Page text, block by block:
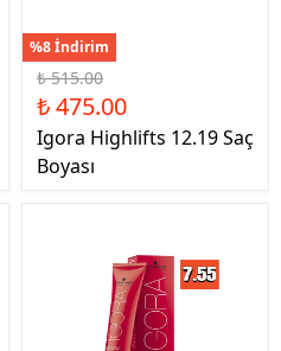
%8 İndirim
₺ 515.00
₺ 475.00
Igora Highlifts 12.19 Saç
Boyası